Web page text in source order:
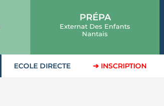
PRÉPA
Externat Des Enfants
Nantais
ECOLE DIRECTE ➔ INSCRIPTION